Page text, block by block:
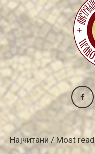
Најчитани / Most read